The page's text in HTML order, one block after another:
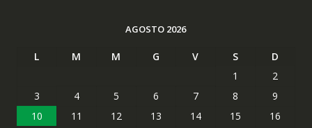
AGOSTO 2026
L M M G V S
D
1
2
3
4 5 6 7 8
9
10
11 12 13 14 15
16